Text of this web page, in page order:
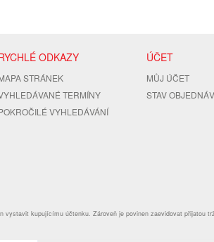
ODKAZY
STRÁNEK
TERMÍNY
VYHLEDÁVÁNÍ
ÚČET
MŮJ ÚČET
STAV
vystavit kupujícímu účtenku. Zároveň je povinen zaevidovat přijatou